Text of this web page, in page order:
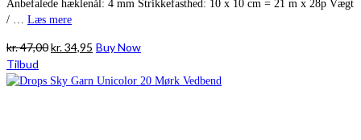
Anbefalede hæklenål: 4 mm Strikkefasthed: 10 x 10 cm = 21 m x 28p Vægt
/ … Læs mere
kr.47,00Den
pris
kr.34,95 Den
pris
Buy Now
Tilbud